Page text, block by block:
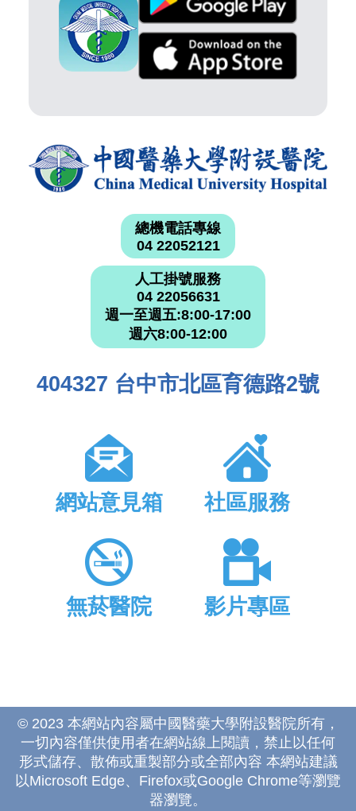
總機電話專線
04 22052121
人工掛號服務
04 22056631
週一至週五:8:00-17:00
週六8:00-12:00
404327 台中市北區育德路2號
網站意見箱 社區服務
無菸醫院 影片專區
© 2023 本網站內容屬中國醫藥大學附設醫院所有，
一切內容僅供使用者在網站線上閱讀，禁止以任何
形式儲存、散佈或重製部分或全部內容 本網站建議
以Microsoft Edge、Firefox或Google Chrome等瀏覽
器瀏覽。